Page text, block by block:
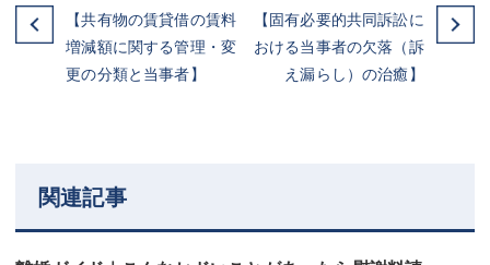
【共有物の賃貸借の賃料
増減額に関する管理・変
更の分類と当事者】
【固有必要的共同訴訟に
おける当事者の欠落（訴
え漏らし）の治癒】
関連記事